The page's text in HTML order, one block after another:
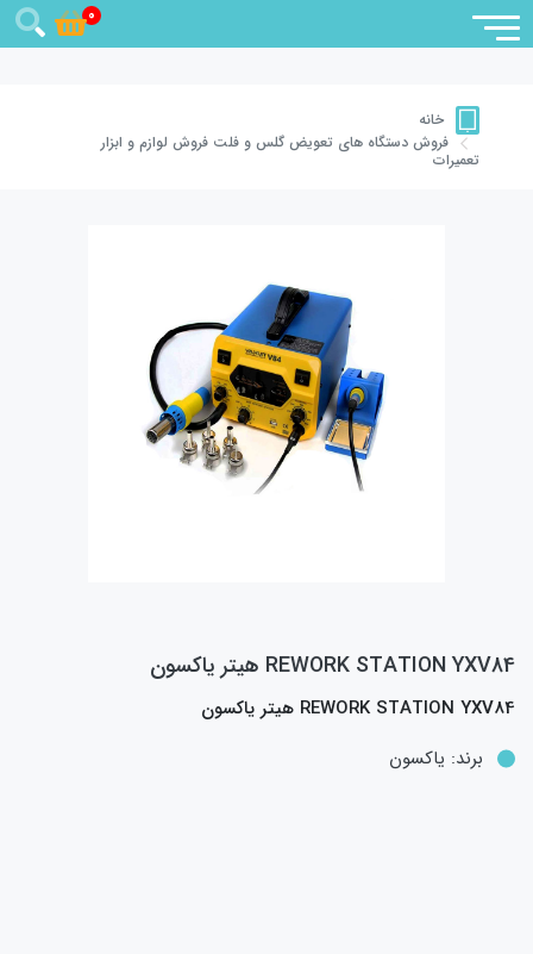
0
خانه
فروش دستگاه های تعویض گلس و فلت فروش لوازم و ابزار
تعمیرات
REWORK STATION YXV84 هيتر ياکسون
REWORK STATION YXV84 هيتر ياکسون
برند: یاکسون